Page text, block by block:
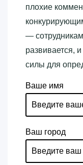
плохие
—
развивается,
силы для
Ваше имя
Ваш город